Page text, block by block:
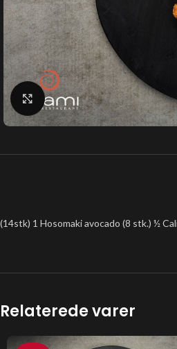
Klik for at forstørre
(14stk) 1 Hosomaki avocado (8 stk.) ½
Relaterede varer